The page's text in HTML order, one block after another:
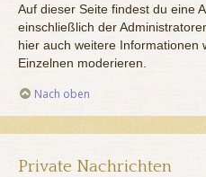
Auf dieser Seite findest du eine
einschließlich der
hier auch weitere Informationen
Einzelnen moderieren.
Nach oben
Private Nachrichten